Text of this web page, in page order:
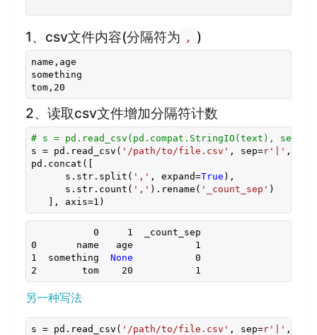
1、csv文件内容(分隔符为 , )
name,age
something
tom, 20
2、读取csv文件增加分隔符计数
# s = pd.read_csv(pd.compat.StringIO(text),
s = pd.read_csv( '/path/to/file.csv' , sep=r'|' ,
pd.concat([
      s.str.split(
',' , expand=True ),
      s.str.count(
',' ).rename( '_count_sep' )
   ], axis=
1 )
0 1
_count_sep
0       name   age 1
1
something None
0
2 tom 20 1
另一种写法
s = pd.read_csv( '/path/to/file.csv' , sep=r'|' ,